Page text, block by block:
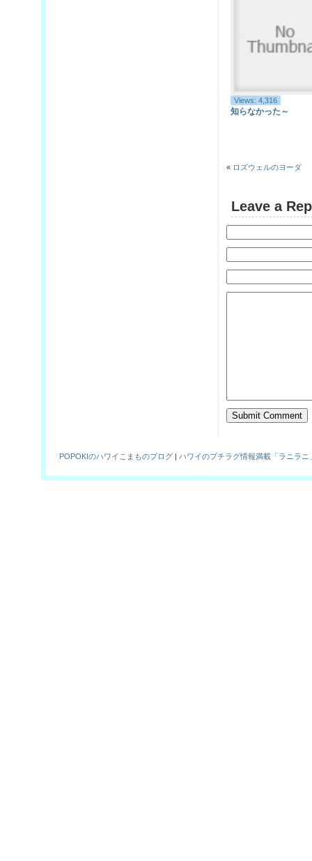
Views: 4,316
知らなかった～
« ロズウェルのヨーダ
Leave a
POPOKIのハワイこまものブログ | ハワイのプチラグ情報満載「ラニラ